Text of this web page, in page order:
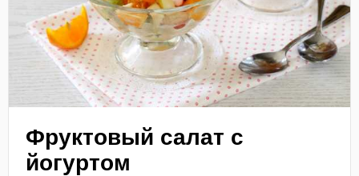
Фруктовый салат с
йогуртом